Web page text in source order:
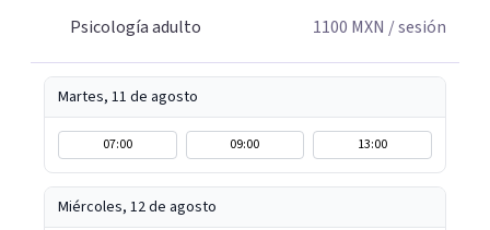
Psicología adulto
1100 MXN / sesión
Martes, 11 de agosto
07:00 09:00 13:00
Miércoles, 12 de agosto